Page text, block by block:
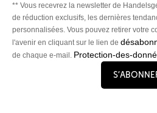
** Vous recevrez la newsletter de
de réduction exclusifs, les dernières
personnalisées. Vous pouvez retirer votre
l'avenir en cliquant sur le lien de
de chaque e-mail. Protection-des-